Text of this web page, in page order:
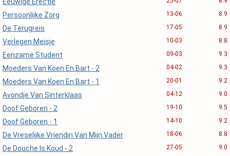
Persoonlijke Zorg 13-06 8.9
De Terugreis 17-05 8.9
Verlegen Meisje 10-03 8.8
Eenzame Student 09-03 9.3
Moeders Van Koen En Bart - 2 04-02 9.3
Moeders Van Koen En Bart - 1 20-01 9.2
Avondje Van Sinterklaas 04-12 9.0
Doof Geboren - 2 19-10 9.5
Doof Geboren - 1 14-10 9.2
De Vreselijke Vriendin Van Mijn Vader 18-06 8.8
De Douche Is Koud - 2 27-05 9.0